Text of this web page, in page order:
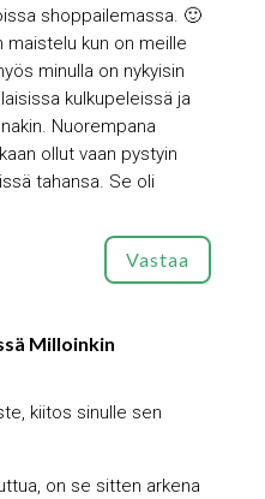
shoppailemassa. 🙂
maistelu kun on meille
minulla on nykyisin
kulkupeleissä ja
Nuorempana
ollut vaan pystyin
tahansa. Se oli
Vastaa
Milloinkin
kiitos sinulle sen
on se sitten arkena